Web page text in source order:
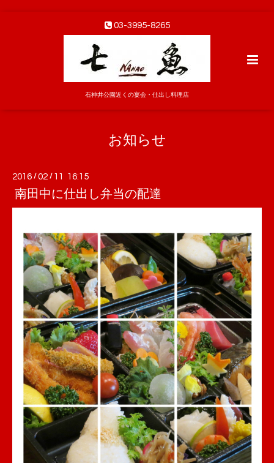
03-3995-8265
石神井公園近くの宴会・仕出し料理店
お知らせ
2016 /02 / 11 16:15
南田中に仕出し弁当の配達